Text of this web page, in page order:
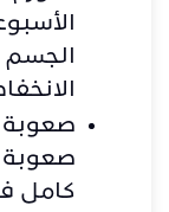
الجسم
صعوبة
صعوبة
كامل